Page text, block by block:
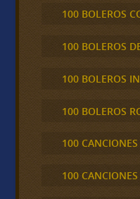
100 BOLEROS
100 BOLEROS
100 BOLEROS
100 BOLEROS
100
100